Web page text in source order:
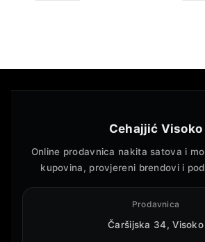
Cehajjić Visoko
Online prodavnica nakita satova i
kupovina, provjereni brendovi i
Prodavnica
Čaršijska 34, Visoko